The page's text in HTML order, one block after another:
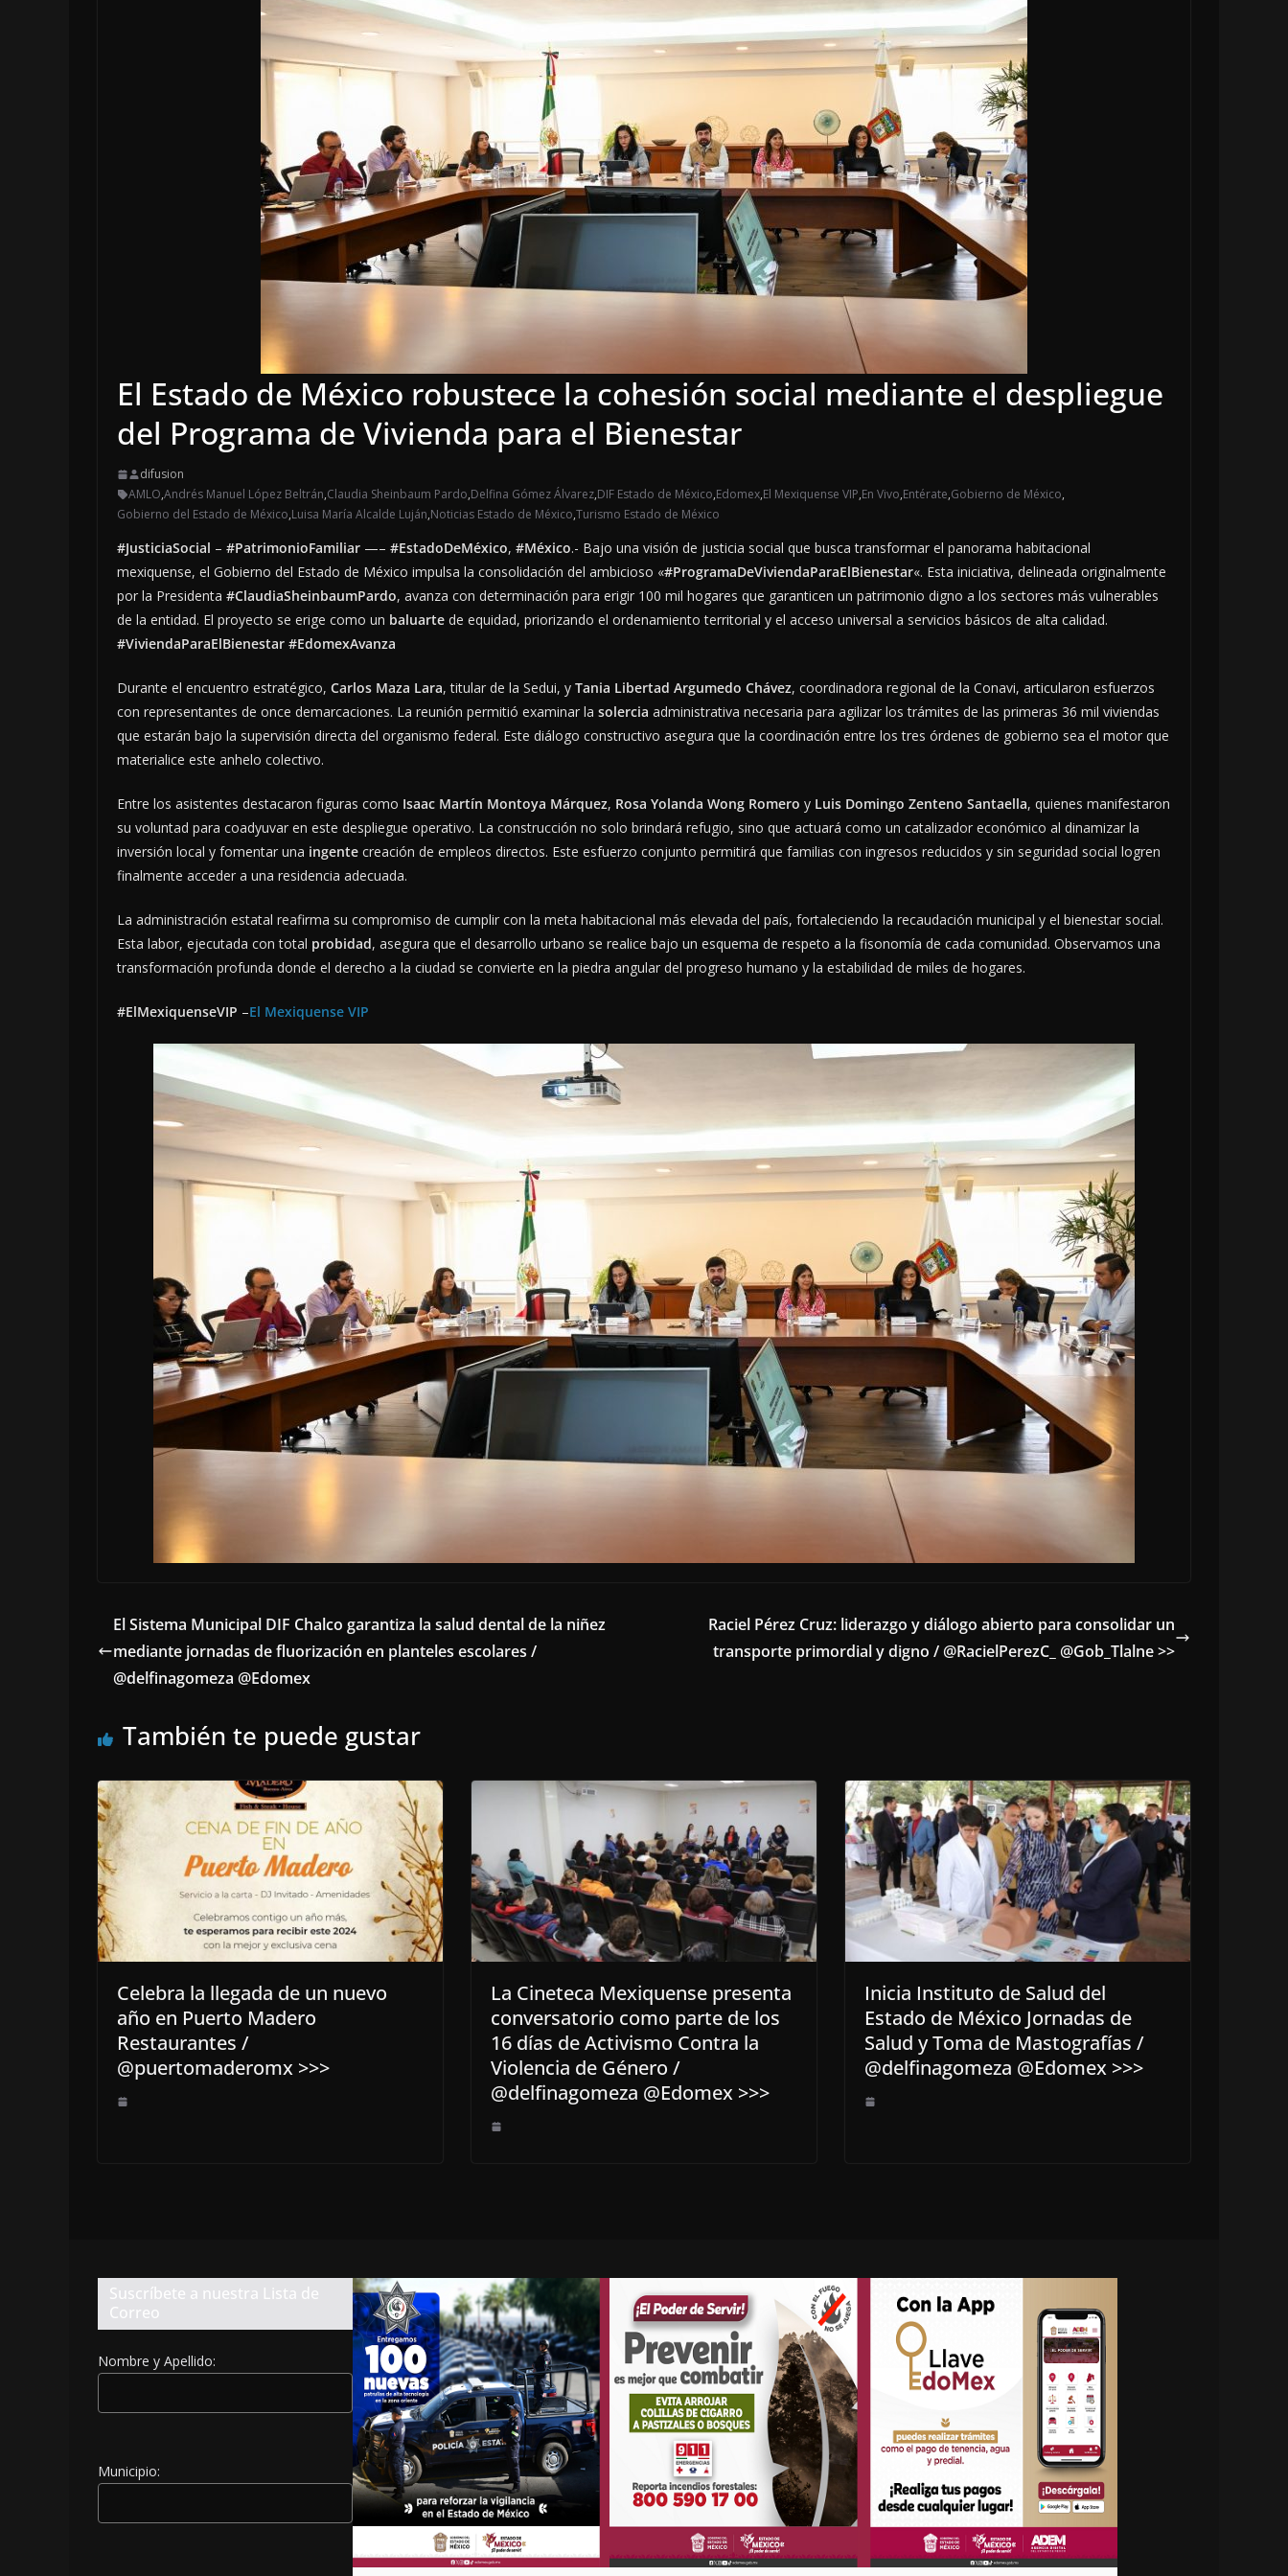
El Estado de México robustece la cohesión social mediante el despliegue
del Programa de Vivienda para el Bienestar
difusion
AMLO,Andrés Manuel López Beltrán,Claudia Sheinbaum Pardo,Delfina Gómez Álvarez,DIF Estado de México,Edomex,El Mexiquense VIP,En Vivo,Entérate,Gobierno de México,
Gobierno del Estado de México,Luisa María Alcalde Luján,Noticias Estado de México,Turismo Estado de México
#JusticiaSocial – #PatrimonioFamiliar —– #EstadoDeMéxico, #México.- Bajo una visión de justicia social que busca transformar el panorama habitacional
mexiquense, el Gobierno del Estado de México impulsa la consolidación del ambicioso «#ProgramaDeViviendaParaElBienestar«. Esta iniciativa, delineada originalmente
por la Presidenta #ClaudiaSheinbaumPardo, avanza con determinación para erigir 100 mil hogares que garanticen un patrimonio digno a los sectores más vulnerables
de la entidad. El proyecto se erige como un baluarte de equidad, priorizando el ordenamiento territorial y el acceso universal a servicios básicos de alta calidad.
#ViviendaParaElBienestar #EdomexAvanza
Durante el encuentro estratégico, Carlos Maza Lara, titular de la Sedui, y Tania Libertad Argumedo Chávez, coordinadora regional de la Conavi, articularon esfuerzos
con representantes de once demarcaciones. La reunión permitió examinar la solercia administrativa necesaria para agilizar los trámites de las primeras 36 mil viviendas
que estarán bajo la supervisión directa del organismo federal. Este diálogo constructivo asegura que la coordinación entre los tres órdenes de gobierno sea el motor que
materialice este anhelo colectivo.
Entre los asistentes destacaron figuras como Isaac Martín Montoya Márquez, Rosa Yolanda Wong Romero y Luis Domingo Zenteno Santaella, quienes manifestaron
su voluntad para coadyuvar en este despliegue operativo. La construcción no solo brindará refugio, sino que actuará como un catalizador económico al dinamizar la
inversión local y fomentar una ingente creación de empleos directos. Este esfuerzo conjunto permitirá que familias con ingresos reducidos y sin seguridad social logren
finalmente acceder a una residencia adecuada.
La administración estatal reafirma su compromiso de cumplir con la meta habitacional más elevada del país, fortaleciendo la recaudación municipal y el bienestar social.
Esta labor, ejecutada con total probidad, asegura que el desarrollo urbano se realice bajo un esquema de respeto a la fisonomía de cada comunidad. Observamos una
transformación profunda donde el derecho a la ciudad se convierte en la piedra angular del progreso humano y la estabilidad de miles de hogares.
#ElMexiquenseVIP –El Mexiquense VIP
El Sistema Municipal DIF Chalco garantiza la salud dental de la niñez
mediante jornadas de fluorización en planteles escolares /
@delfinagomeza @Edomex
Raciel Pérez Cruz: liderazgo y diálogo abierto para consolidar un
transporte primordial y digno / @RacielPerezC_ @Gob_Tlalne >>
También te puede gustar
Celebra la llegada de un nuevo
año en Puerto Madero
Restaurantes /
@puertomaderomx >>>
La Cineteca Mexiquense presenta
conversatorio como parte de los
16 días de Activismo Contra la
Violencia de Género /
@delfinagomeza @Edomex >>>
Inicia Instituto de Salud del
Estado de México Jornadas de
Salud y Toma de Mastografías /
@delfinagomeza @Edomex >>>
Suscríbete a nuestra Lista de
Correo
Nombre y Apellido:
Municipio: